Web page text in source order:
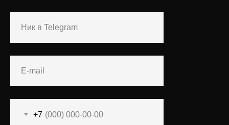
+7
ИП: Васин Александр Андреевич
Если у вас есть вопросы, напишите
администратору школы Марии в
ВКонтакте
Telegram